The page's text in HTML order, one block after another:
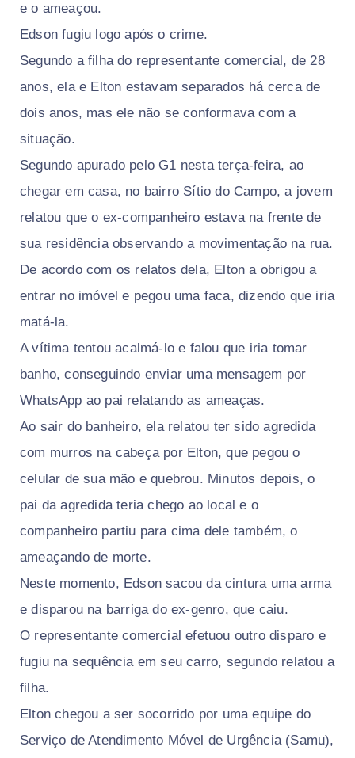
e o ameaçou.
Edson fugiu logo após o crime.
Segundo a filha do representante comercial, de 28
anos, ela e Elton estavam separados há cerca de
dois anos, mas ele não se conformava com a
situação.
Segundo apurado pelo G1 nesta terça-feira, ao
chegar em casa, no bairro Sítio do Campo, a jovem
relatou que o ex-companheiro estava na frente de
sua residência observando a movimentação na rua.
De acordo com os relatos dela, Elton a obrigou a
entrar no imóvel e pegou uma faca, dizendo que iria
matá-la.
A vítima tentou acalmá-lo e falou que iria tomar
banho, conseguindo enviar uma mensagem por
WhatsApp ao pai relatando as ameaças.
Ao sair do banheiro, ela relatou ter sido agredida
com murros na cabeça por Elton, que pegou o
celular de sua mão e quebrou. Minutos depois, o
pai da agredida teria chego ao local e o
companheiro partiu para cima dele também, o
ameaçando de morte.
Neste momento, Edson sacou da cintura uma arma
e disparou na barriga do ex-genro, que caiu.
O representante comercial efetuou outro disparo e
fugiu na sequência em seu carro, segundo relatou a
filha.
Elton chegou a ser socorrido por uma equipe do
Serviço de Atendimento Móvel de Urgência (Samu),